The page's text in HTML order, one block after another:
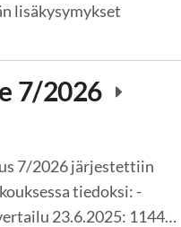
lisäkysymykset
7/2026
7/2026 järjestettiin
tiedoksi: -
23.6.2025: 1144…